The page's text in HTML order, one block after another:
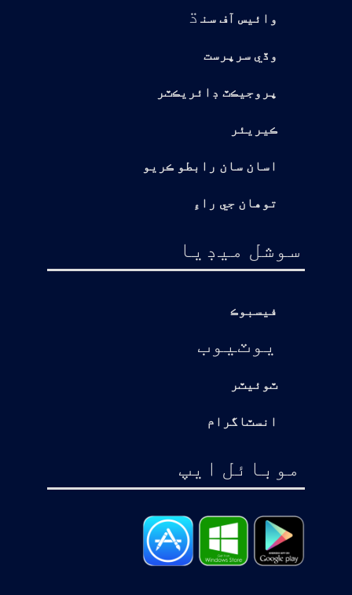
وائيس آف سن ڌ
وڏي سرپرست
پروجيڪٽ ڊائريڪٽر
ڪيريئر
اسان سان رابطو ڪريو
توهان جي راءِ
سوشل ميڊيا
فيسبوڪ
يوٽيوب
ٽوئيٽر
انسٽاگرام
موبائل ايپ